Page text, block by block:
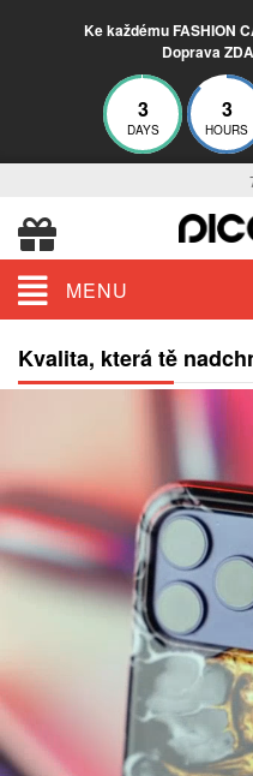
Ke každému FASHION
Doprava
3
DAYS
3
HOURS
MENU
Kvalita, která tě